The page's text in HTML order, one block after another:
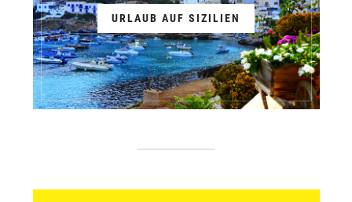
URLAUB AUF SIZILIEN